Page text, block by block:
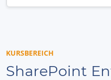
KURSBEREICH
SharePoint